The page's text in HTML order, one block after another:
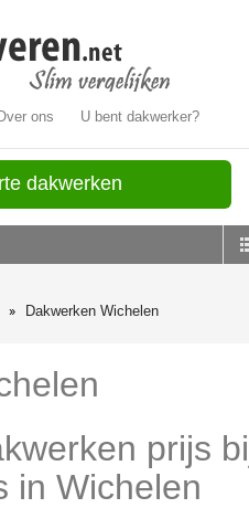
ons U bent dakwerker?
dakwerken
Dakwerken Wichelen
prijs
in Wichelen